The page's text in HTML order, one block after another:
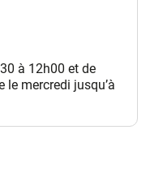
à 12h00 et de
le mercredi jusqu’à